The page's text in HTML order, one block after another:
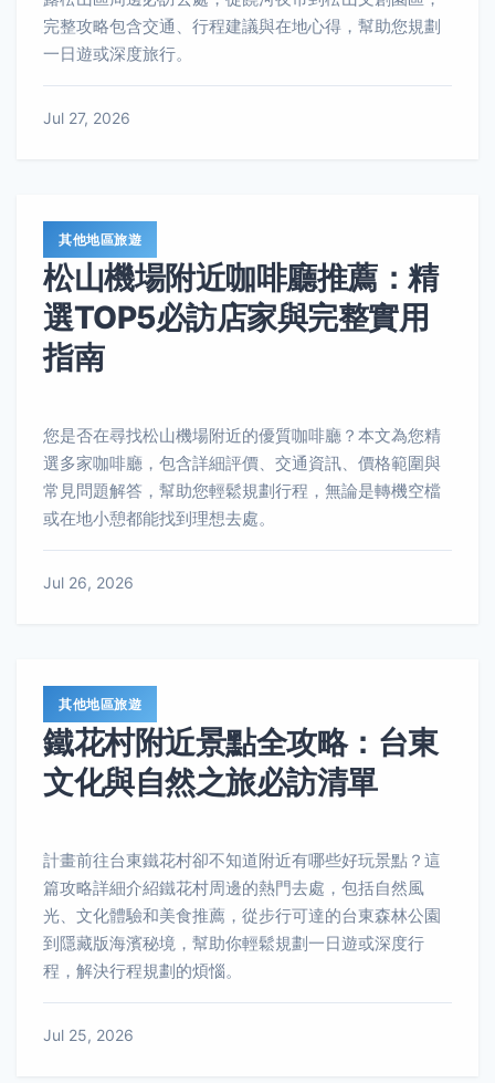
完整攻略包含交通、行程建議與在地心得，幫助您規劃
一日遊或深度旅行。
Jul 27, 2026
其他地區旅遊
松山機場附近咖啡廳推薦：精
選TOP5必訪店家與完整實用
指南
您是否在尋找松山機場附近的優質咖啡廳？本文為您精
選多家咖啡廳，包含詳細評價、交通資訊、價格範圍與
常見問題解答，幫助您輕鬆規劃行程，無論是轉機空檔
或在地小憩都能找到理想去處。
Jul 26, 2026
其他地區旅遊
鐵花村附近景點全攻略：台東
文化與自然之旅必訪清單
計畫前往台東鐵花村卻不知道附近有哪些好玩景點？這
篇攻略詳細介紹鐵花村周邊的熱門去處，包括自然風
光、文化體驗和美食推薦，從步行可達的台東森林公園
到隱藏版海濱秘境，幫助你輕鬆規劃一日遊或深度行
程，解決行程規劃的煩惱。
Jul 25, 2026